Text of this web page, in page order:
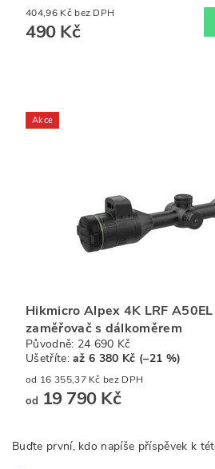
404,96 Kč bez DPH
490 Kč
Akce
Hikmicro Alpex 4K LRF
zaměřovač s dálkoměrem
Původně: 24 690 Kč
Ušetříte:až 6 380 Kč (–21 %)
od 16 355,37 Kč bez DPH
od 19 790 Kč
Buďte první, kdo napíše příspěvek k